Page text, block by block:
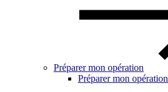
Préparer mon opération
Préparer mon opération